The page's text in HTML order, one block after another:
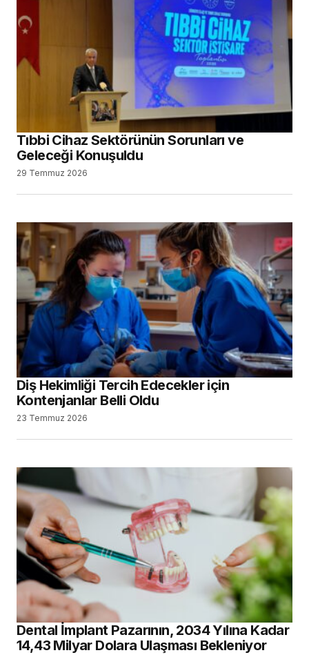
Tıbbi Cihaz Sektörünün Sorunları ve
Geleceği Konuşuldu
29 Temmuz 2026
Diş Hekimliği Tercih Edecekler için
Kontenjanlar Belli Oldu
23 Temmuz 2026
Dental İmplant Pazarının, 2034 Yılına Kadar
14,43 Milyar Dolara Ulaşması Bekleniyor